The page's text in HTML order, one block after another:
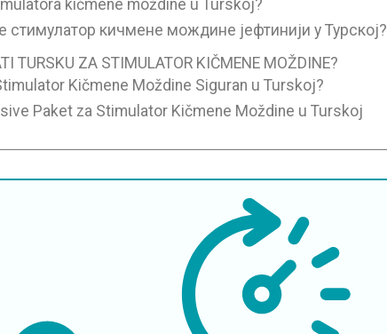
kičmene moždine u Turskoj?
стимулатор кичмене мождине јефтинији у Турској?
TURSKU ZA STIMULATOR KIČMENE MOŽDINE?
Kičmene Moždine Siguran u Turskoj?
Paket za Stimulator Kičmene Moždine u Turskoj